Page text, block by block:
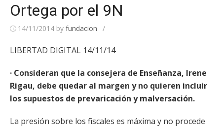
Ortega por el 9N
14/11/2014 by fundacion /
LIBERTAD DIGITAL 14/11/14
· Consideran que la consejera de Enseñanza, Irene
Rigau, debe quedar al margen y no quieren incluir
los supuestos de prevaricación y malversación.
La presión sobre los fiscales es máxima y no procede